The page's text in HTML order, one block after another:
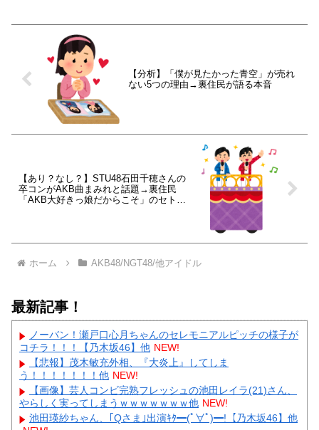
【分析】「僕が見たかった青空」が売れ
ない5つの理由→裏住民が語る本音
【あり？なし？】STU48石田千穂さんの
卒コンがAKB曲まみれと話題→裏住民
「AKB大好きっ娘だからこそ」のセトリ
ホーム AKB48/NGT48/他アイドル
最新記事！
ノーバン！瀬戸口心月ちゃんのセレモニアルピッチの様子が
コチラ！！！【乃木坂46】他 NEW!
【悲報】茂木敏充外相、『大炎上』してしま
う！！！！！！！他 NEW!
【画像】芸人コンビ完熟フレッシュの池田レイラ(21)さん、
やらしく実ってしまうｗｗｗｗｗｗｗ他 NEW!
池田瑛紗ちゃん、｢Qさま｣出演ｷﾀ━(ﾟ∀ﾟ)━!【乃木坂46】他